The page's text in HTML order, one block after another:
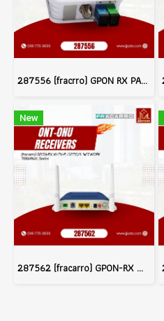
287556 (fracrro) GPON RX PASS TV OPTICAL NETWORK TERMINAL Series
New
287562 (fracarro) GPON-RX W-TV-P, OPTICAL NETWORK TERMINAL Series